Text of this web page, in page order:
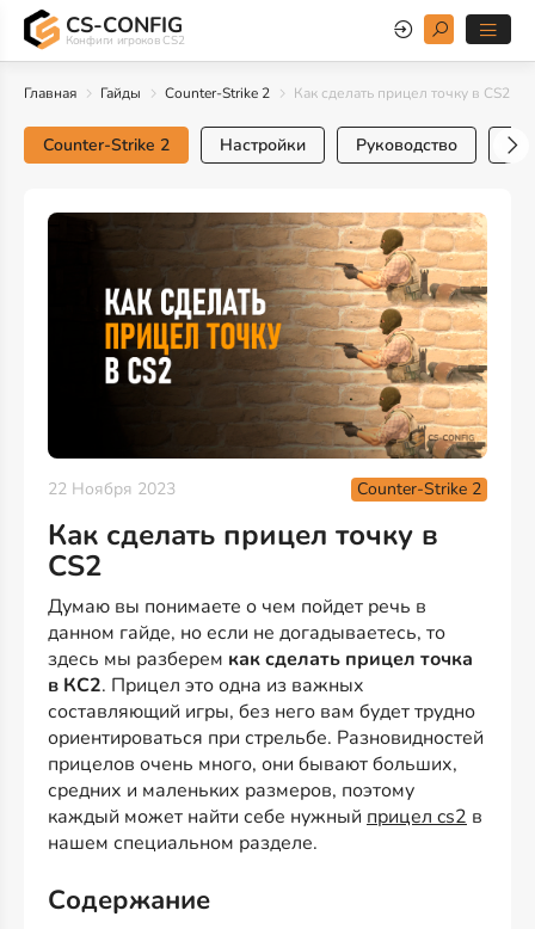
CS-CONFIG
Конфиги игроков CS2
Главная Гайды Counter-Strike 2 Как сделать прицел точку в CS2
Counter-Strike 2 Настройки Руководство
22 Ноября 2023 Counter-Strike 2
Как сделать прицел точку в
CS2
Думаю вы понимаете о чем пойдет речь в
данном гайде, но если не догадываетесь, то
здесь мы разберем как сделать прицел точка
в КС2. Прицел это одна из важных
составляющий игры, без него вам будет трудно
ориентироваться при стрельбе. Разновидностей
прицелов очень много, они бывают больших,
средних и маленьких размеров, поэтому
каждый может найти себе нужный прицел cs2 в
нашем специальном разделе.
Содержание